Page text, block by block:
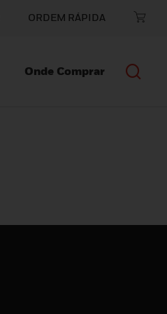
ORDEM RÁPIDA
Onde Comprar